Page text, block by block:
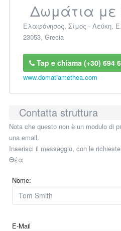
Δωμάτια
Ελαφόνησος, Σίμος - Λεύκη,
23053, Grecia
Tap e chiama (+30) 694
www.domatiamethea.com
Contatta struttura
Nota che questo non è un modulo di
una email.
Inserisci il messaggio, con le
Θέα
Nome:
E-Mail